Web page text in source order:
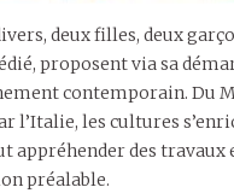
deux filles, deux
proposent via sa
contemporain. Du
l’Italie, les cultures
appréhender des travaux
préalable.